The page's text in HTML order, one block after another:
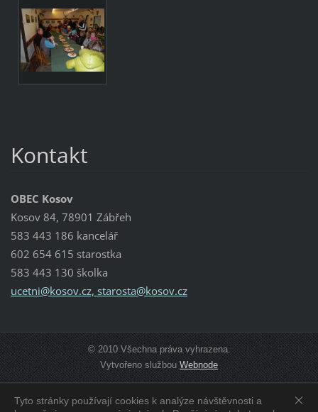
Tyto stránky používají cookies k analýze návštěvnosti a
Kontakt
OBEC Kosov
Kosov 84, 78901 Zábřeh
583 443 186 kancelář
602 654 615 starostka
583 443 130 školka
ucetni@kosov.cz, starosta@kosov.cz
© 2010 Všechna práva vyhrazena.
Vytvořeno službou Webnode
Zobrazit:Mobilní verzi|Standardní verzi